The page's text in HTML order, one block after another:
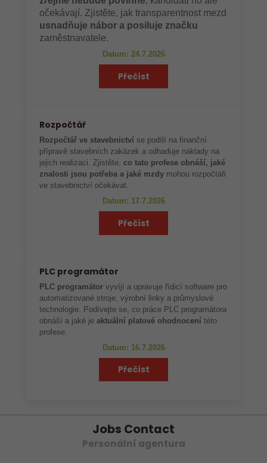
očekávají. Zjistěte, jak transparentnost mezd
usnadňuje nábor a posiluje značku
zaměstnavatele.
Datum: 24.7.2026
Přečíst
Rozpočtář
Rozpočtář ve stavebnictví se podílí na finanční
přípravě stavebních zakázek a odhaduje náklady na
jejich realizaci. Zjistěte,co tato profese obnáší, jaké
znalosti jsou potřeba a jaké mzdy mohou rozpočtáři
ve stavebnictví očekávat.
Datum: 17.7.2026
Přečíst
PLC programátor
PLC programátor vyvíjí a upravuje řídicí software pro
automatizované stroje, výrobní linky a průmyslové
technologie. Podívejte se, co práce PLC programátora
obnáší a jaké je aktuální platové ohodnocení této
profese.
Datum: 16.7.2026
Přečíst
Jobs Contact
Personální agentura